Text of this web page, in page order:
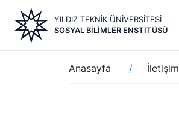
içeriğe
YILDIZ TEKNİK ÜNİVERSİTESİ
SOSYAL BILIMLER ENSTITÜSÜ
Sayfa
yolu
Anasayfa İletişim